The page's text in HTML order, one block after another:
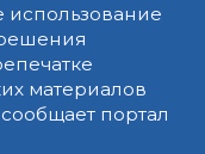
использование
материалов
портал